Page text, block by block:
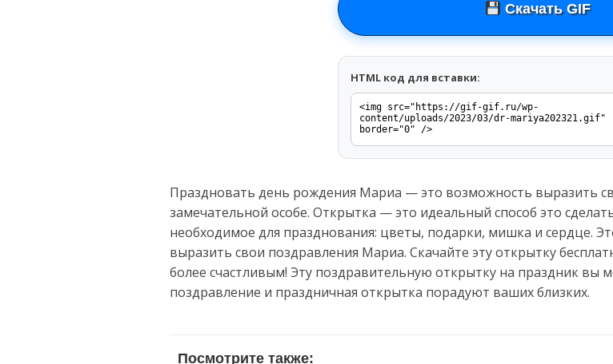
Скачать GIF
HTML код для вставки:
Праздновать день рождения Мариа — это возможность выразить
замечательной особе. Открытка — это идеальный способ это
необходимое для празднования: цветы, подарки, мишка и сердце.
выразить свои поздравления Мариа. Скачайте эту открытку
более счастливым! Эту поздравительную открытку на праздник вы
поздравление и праздничная открытка порадуют ваших близких.
Посмотрите также: